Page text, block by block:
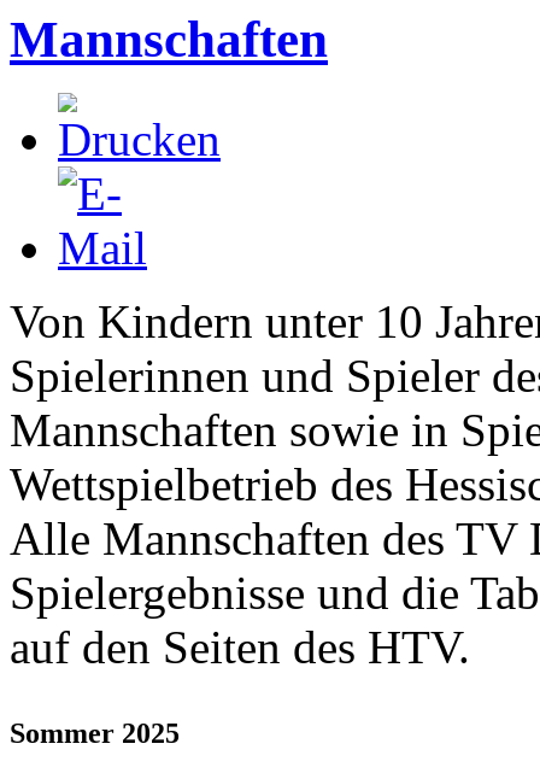
Mannschaften
Von Kindern unter 10
Spielerinnen und Spieler
Mannschaften sowie in
Wettspielbetrieb des
Alle Mannschaften des TV
Spielergebnisse und die
auf den Seiten des HTV.
Sommer 2025